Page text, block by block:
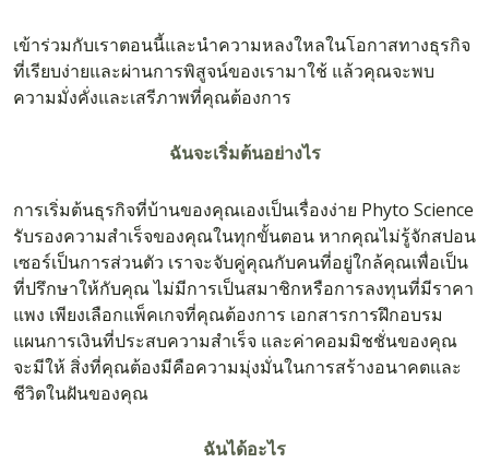
เข้าร่วมกับเราตอนนี้และนำความหลงใหลในโอกาสทางธุรกิจ
ที่เรียบง่ายและผ่านการพิสูจน์ของเรามาใช้ แล้วคุณจะพบ
ความมั่งคั่งและเสรีภาพที่คุณต้องการ
ฉันจะเริ่มต้นอย่างไร
การเริ่มต้นธุรกิจที่บ้านของคุณเองเป็นเรื่องง่าย Phyto Science
รับรองความสำเร็จของคุณในทุกขั้นตอน หากคุณไม่รู้จักสปอน
เซอร์เป็นการส่วนตัว เราจะจับคู่คุณกับคนที่อยู่ใกล้คุณเพื่อเป็น
ที่ปรึกษาให้กับคุณ ไม่มีการเป็นสมาชิกหรือการลงทุนที่มีราคา
แพง เพียงเลือกแพ็คเกจที่คุณต้องการ เอกสารการฝึกอบรม
แผนการเงินที่ประสบความสำเร็จ และค่าคอมมิชชั่นของคุณ
จะมีให้ สิ่งที่คุณต้องมีคือความมุ่งมั่นในการสร้างอนาคตและ
ชีวิตในฝันของคุณ
ฉันได้อะไร